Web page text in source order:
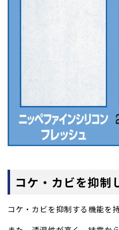
コケ・カビを抑制
コケ・カビを抑制する機能を